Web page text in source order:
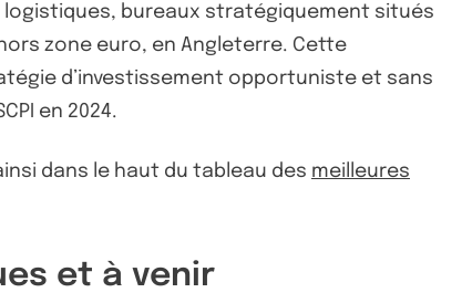
logistiques, bureaux stratégiquement situés
zone euro, en Angleterre. Cette
d’investissement opportuniste et sans
en 2024.
dans le haut du tableau des meilleures
et à venir